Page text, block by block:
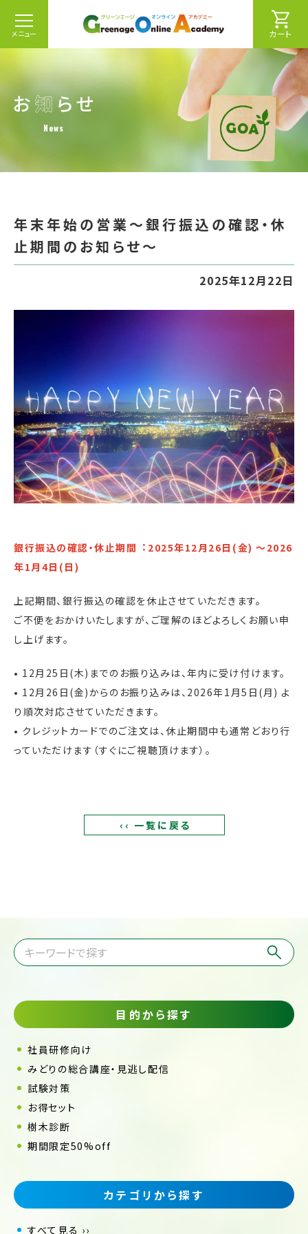
メニュー カート
News
目的から探す
社員研修向け
みどりの総合講座・見逃し配信
試験対策
お得セット
樹木診断
期間限定50%off
カテゴリから探す
すべて見る ››
年末年始の営業～銀行振込の確認・休
止期間のお知らせ～
2025年12月22日
銀行振込の確認・休止期間︓2025年12月26日(金) 〜2026
年1月4日(日)
上記期間、銀行振込の確認を休止させていただきます。
ご不便をおかけいたしますが、ご理解のほどよろしくお願い申
し上げます。
• 12月25日(木)までのお振り込みは、年内に受け付けます。
• 12月26日(金)からのお振り込みは、2026年1月5日(月) よ
り順次対応させていただきます。
• クレジットカードでのご注文は、休止期間中も通常どおり行
っていただけます（すぐにご視聴頂けます）。
‹‹ 一覧に戻る